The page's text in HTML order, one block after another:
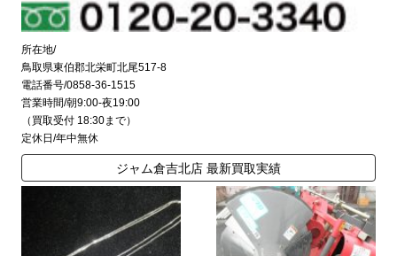
所在地/
鳥取県東伯郡北栄町北尾517-8
電話番号/0858-36-1515
営業時間/朝9:00-夜19:00
（買取受付 18:30まで）
定休日/年中無休
ジャム倉吉北店 最新買取実績